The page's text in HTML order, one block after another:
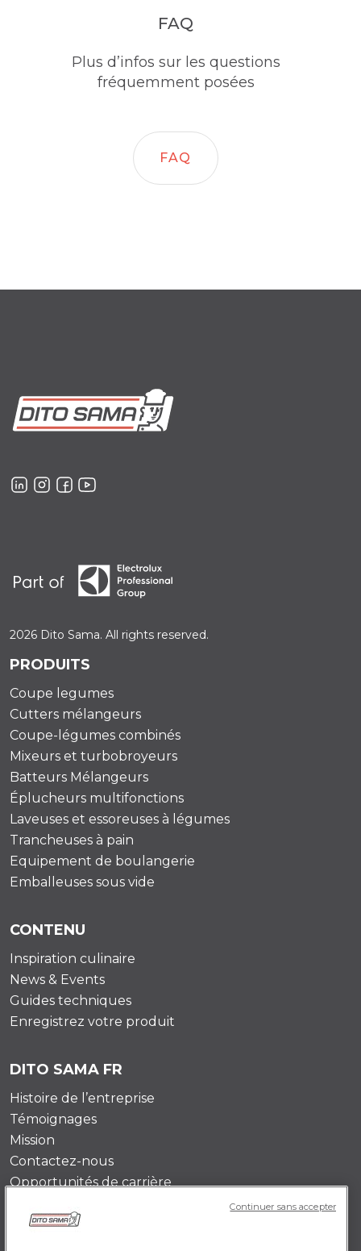
FAQ
Plus d’infos sur les questions
fréquemment posées
FAQ
2026 Dito Sama. All rights reserved.
PRODUITS
Coupe legumes
Cutters mélangeurs
Coupe-légumes combinés
Mixeurs et turbobroyeurs
Batteurs Mélangeurs
Éplucheurs multifonctions
Laveuses et essoreuses à légumes
Trancheuses à pain
Equipement de boulangerie
Emballeuses sous vide
CONTENU
Inspiration culinaire
News & Events
Guides techniques
Enregistrez votre produit
DITO SAMA FR
Histoire de l’entreprise
Témoignages
Mission
Contactez-nous
Opportunités de carrière
POLICY FR
Continuer sans accepter